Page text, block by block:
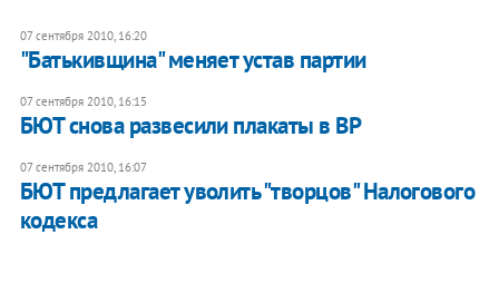
07 сентября 2010, 16:20
"Батькивщина" меняет устав партии
07 сентября 2010, 16:15
БЮТ снова развесили плакаты в ВР
07 сентября 2010, 16:07
БЮТ предлагает уволить "творцов" Налогового
кодекса